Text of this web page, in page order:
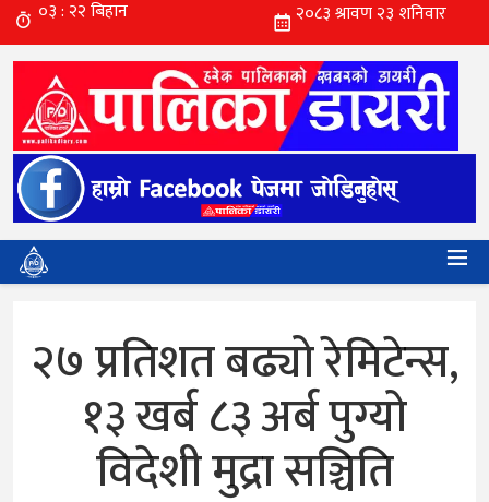
२७ प्रतिशत बढ्यो रेमिटेन्स,
१३ खर्ब ८३ अर्ब पुग्यो
विदेशी मुद्रा सञ्चिति